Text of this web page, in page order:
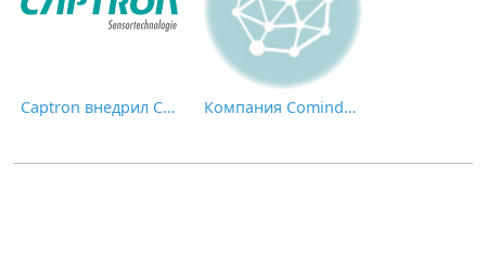
Captron внедрил Comindware для автоматизации сквозных бизнес-процессов Компания Comindware расширяет функционал Comindware Tracker, совершенствует настройки безопасности и уведомлений, а также предоставляет обновленный интерфейс для пользователей смартфонов и планшетов